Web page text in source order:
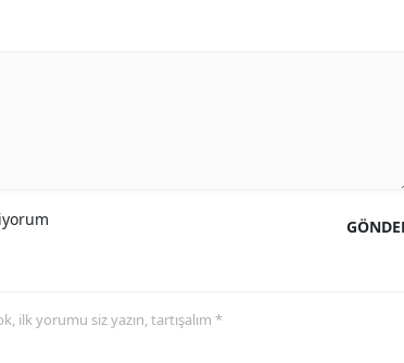
ilk yorumu siz yazın, tartışalım *